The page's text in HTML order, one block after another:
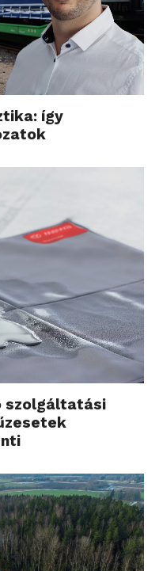
így
szolgáltatási